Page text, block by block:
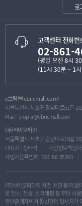
로
고객센터 전화번
02-861-
(평일 오전 8시
(11시 30분 ~ 1
e브릭몰(ebricmall.com)
서울특별시 서초구 강남대로51길
Mail : biopia@ebricmall.com
(주)바이오피아
서울특별시 서초구 강남대로18길
대표자 : 정태석
개인정보책임
사업자등록번호 : 301-86-35293
(주)바이오피아의 사전 서면 동의
로 전시, 전송, 스크래핑 등 무단 사
판매중개자이며 통신판매 당사자가